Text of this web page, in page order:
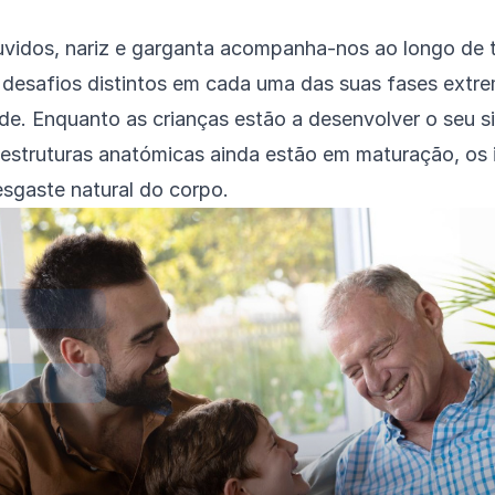
nariz e garganta acompanha-nos ao longo de
distintos em cada uma das suas fases
Enquanto as crianças estão a desenvolver o seu
anatómicas ainda estão em maturação, os
natural do corpo.